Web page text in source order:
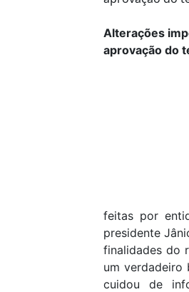
Alterações
aprovação do
feitas por
presidente
finalidades do
um verdadeiro
cuidou de